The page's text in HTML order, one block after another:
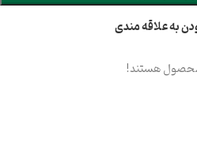
به علاقه مندی
محصول هستند!